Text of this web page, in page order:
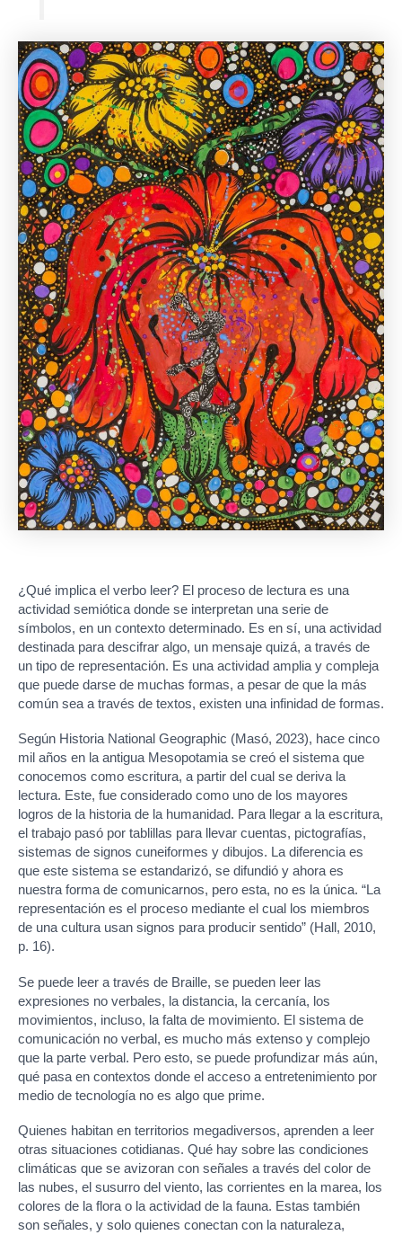
¿Qué implica el verbo leer? El proceso de lectura es una
actividad semiótica donde se interpretan una serie de
símbolos, en un contexto determinado. Es en sí, una actividad
destinada para descifrar algo, un mensaje quizá, a través de
un tipo de representación. Es una actividad amplia y compleja
que puede darse de muchas formas, a pesar de que la más
común sea a través de textos, existen una infinidad de formas.
Según Historia National Geographic (Masó, 2023), hace cinco
mil años en la antigua Mesopotamia se creó el sistema que
conocemos como escritura, a partir del cual se deriva la
lectura. Este, fue considerado como uno de los mayores
logros de la historia de la humanidad. Para llegar a la escritura,
el trabajo pasó por tablillas para llevar cuentas, pictografías,
sistemas de signos cuneiformes y dibujos. La diferencia es
que este sistema se estandarizó, se difundió y ahora es
nuestra forma de comunicarnos, pero esta, no es la única. “La
representación es el proceso mediante el cual los miembros
de una cultura usan signos para producir sentido” (Hall, 2010,
p. 16).
Se puede leer a través de Braille, se pueden leer las
expresiones no verbales, la distancia, la cercanía, los
movimientos, incluso, la falta de movimiento. El sistema de
comunicación no verbal, es mucho más extenso y complejo
que la parte verbal. Pero esto, se puede profundizar más aún,
qué pasa en contextos donde el acceso a entretenimiento por
medio de tecnología no es algo que prime.
Quienes habitan en territorios megadiversos, aprenden a leer
otras situaciones cotidianas. Qué hay sobre las condiciones
climáticas que se avizoran con señales a través del color de
las nubes, el susurro del viento, las corrientes en la marea, los
colores de la flora o la actividad de la fauna. Estas también
son señales, y solo quienes conectan con la naturaleza,